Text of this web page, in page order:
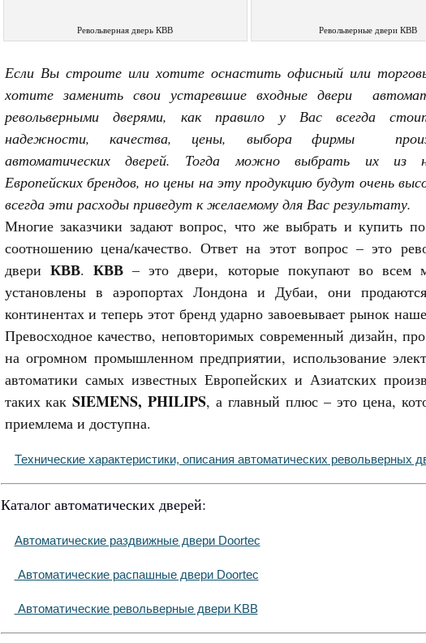
Револьверная дверь КВВ Револьверные двери КВВ
Если Вы строите или хотите оснастить офисный или
хотите заменить свои устаревшие входные двери
револьверными дверями, как правило у Вас всегда
надежности, качества, цены, выбора фирмы
автоматических дверей. Тогда можно выбрать их из
Европейских брендов, но цены на эту продукцию будут очень
всегда эти расходы приведут к желаемому для Вас результату.
Многие заказчики задают вопрос, что же выбрать и купить
соотношению цена/качество. Ответ на этот вопрос – это
двери КВВ. КВВ– это двери, которые покупают во всем
установлены в аэропортах Лондона и Дубаи, они
континентах и теперь этот бренд ударно завоевывает рынок
Превосходное качество, неповторимых современный дизайн,
на огромном промышленном предприятии, использование
автоматики самых известных Европейских и Азиатских
таких какSIEMENS, PHILIPS, а главный плюс – это цена,
приемлема и доступна.
Технические характеристики, описания автоматических револьверных
Каталог автоматических дверей:
Автоматические раздвижные двери Doortec
Автоматические распашные двери Doortec
Автоматические револьверные двери KBB